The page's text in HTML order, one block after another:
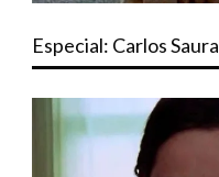
Especial: Carlos Saura